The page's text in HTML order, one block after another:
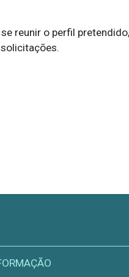
reunir o perfil